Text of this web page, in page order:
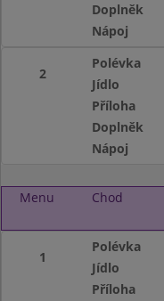
Doplněk
Nápoj
2
Polévka
Jídlo
Příloha
Doplněk
Nápoj
Menu Chod
1
Polévka
Jídlo
Příloha